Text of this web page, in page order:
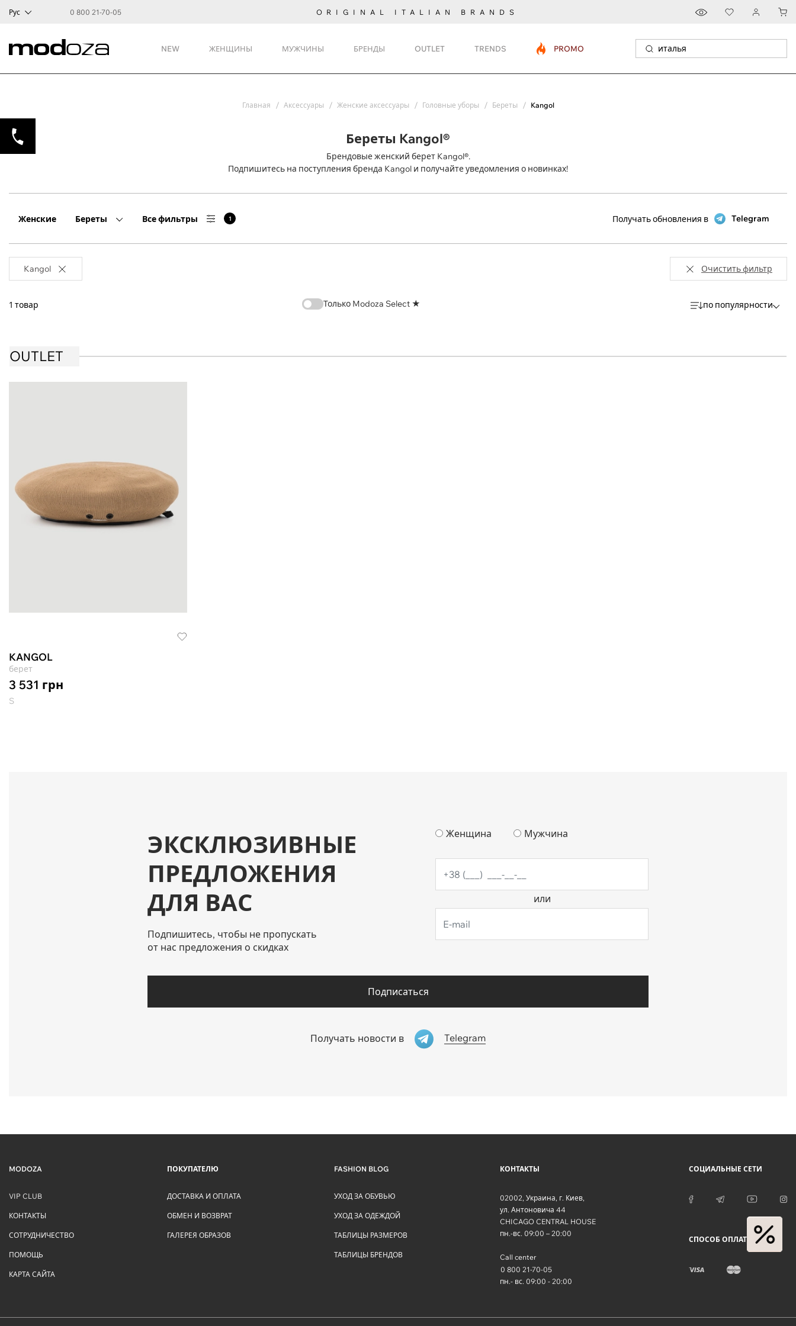
Рус 0 800 21-70-05 ORIGINAL ITALIAN BRANDS
NEW ЖЕНЩИНЫ МУЖЧИНЫ БРЕНДЫ OUTLET TRENDS PROMO
Главная Аксессуары Женские аксессуары Головные уборы Береты Kangol
Береты Kangol®
Брендовые женский берет Kangol®.
Подпишитесь на поступления бренда Kangol и получайте уведомления о новинках!
Женские Береты Все фильтры 1 Получать обновления в Telegram
Kangol Очистить фильтр
1 товар Только Modoza Select ★ по популярности
OUTLET
KANGOL
берет
3 531 грн
S
ЭКСКЛЮЗИВНЫЕ
ПРЕДЛОЖЕНИЯ
ДЛЯ ВАС
Подпишитесь, чтобы не пропускать
от нас предложения о скидках
Женщина Мужчина
или
Подписаться
Получать новости в Telegram
MODOZA
VIP CLUB
КОНТАКТЫ
СОТРУДНИЧЕСТВО
ПОМОЩЬ
КАРТА САЙТА
ПОКУПАТЕЛЮ
ДОСТАВКА И ОПЛАТА
ОБМЕН И ВОЗВРАТ
ГАЛЕРЕЯ ОБРАЗОВ
FASHION BLOG
УХОД ЗА ОБУВЬЮ
УХОД ЗА ОДЕЖДОЙ
ТАБЛИЦЫ РАЗМЕРОВ
ТАБЛИЦЫ БРЕНДОВ
КОНТАКТЫ
02002,Украина, г. Киев,
ул. Антоновича 44
CHICAGO CENTRAL HOUSE
пн.-вс. 09:00 – 20:00
Call center
0 800 21-70-05
пн.- вс. 09:00 - 20:00
СОЦИАЛЬНЫЕ СЕТИ
СПОСОБ ОПЛАТЫ